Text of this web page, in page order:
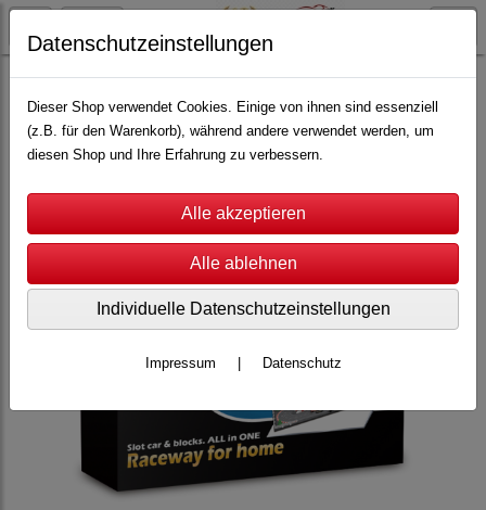
Top-Racer Scale 1:87 Zubehör
Datenschutzeinstellungen
Dieser Shop verwendet Cookies. Einige von ihnen sind essenziell
(z.B. für den Warenkorb), während andere verwendet werden, um
diesen Shop und Ihre Erfahrung zu verbessern.
Individuelle Datenschutzeinstellungen
Impressum Datenschutz